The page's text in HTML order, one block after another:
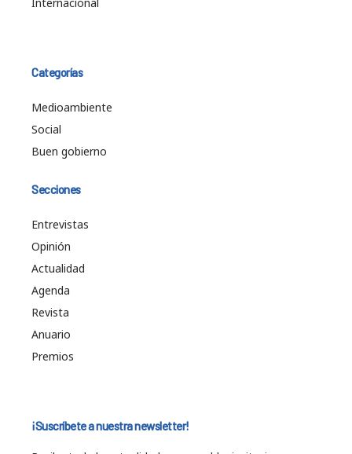
Internacional
Categorías
Medioambiente
Social
Buen gobierno
Secciones
Entrevistas
Opinión
Actualidad
Agenda
Revista
Anuario
Premios
¡Suscríbete a nuestra newsletter!